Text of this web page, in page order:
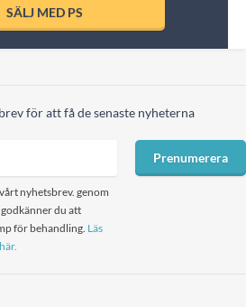
SÄLJ MED PS
för att få de senaste nyheterna
nyhetsbrev. genom
du att
för behandling. Läs
Prenumerera